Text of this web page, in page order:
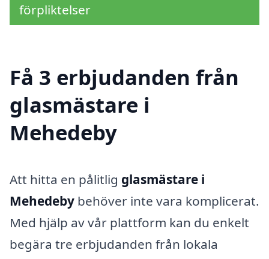
förpliktelser
Få 3 erbjudanden från
glasmästare i
Mehedeby
Att hitta en pålitlig glasmästare i
Mehedeby behöver inte vara komplicerat.
Med hjälp av vår plattform kan du enkelt
begära tre erbjudanden från lokala